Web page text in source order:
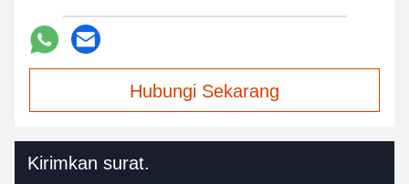
Hubungi Sekarang
Kirimkan surat.